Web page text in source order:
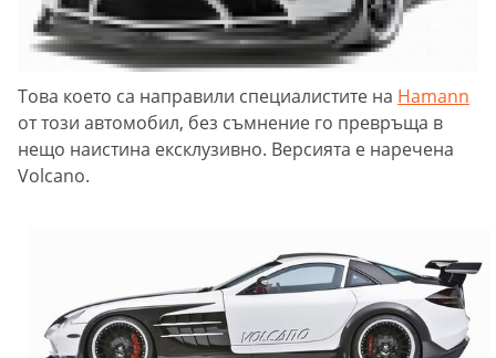
Това което са направили специалистите на Hamann
от този автомобил, без съмнение го превръща в
нещо наистина ексклузивно. Версията е наречена
Volcano.